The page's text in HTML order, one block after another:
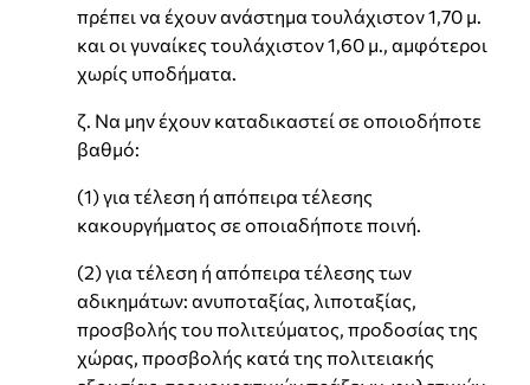
πρέπει να έχουν ανάστημα τουλάχιστον 1,70 μ.
και οι γυναίκες τουλάχιστον 1,60 μ., αμφότεροι
χωρίς υποδήματα.
ζ. Να μην έχουν καταδικαστεί σε οποιοδήποτε
βαθμό:
(1) για τέλεση ή απόπειρα τέλεσης
κακουργήματος σε οποιαδήποτε ποινή.
(2) για τέλεση ή απόπειρα τέλεσης των
αδικημάτων: ανυποταξίας, λιποταξίας,
προσβολής του πολιτεύματος, προδοσίας της
χώρας, προσβολής κατά της πολιτειακής